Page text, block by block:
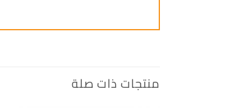
منتجات ذات صلة